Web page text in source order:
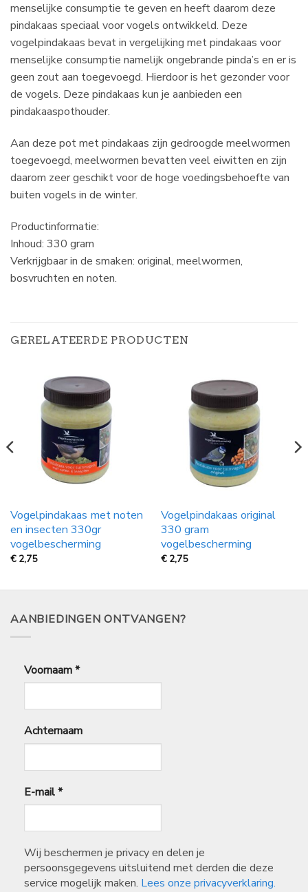
menselijke consumptie te geven en heeft daarom deze
pindakaas speciaal voor vogels ontwikkeld. Deze
vogelpindakaas bevat in vergelijking met pindakaas voor
menselijke consumptie namelijk ongebrande pinda’s en er is
geen zout aan toegevoegd. Hierdoor is het gezonder voor
de vogels. Deze pindakaas kun je aanbieden een
pindakaaspothouder.
Aan deze pot met pindakaas zijn gedroogde meelwormen
toegevoegd, meelwormen bevatten veel eiwitten en zijn
daarom zeer geschikt voor de hoge voedingsbehoefte van
buiten vogels in de winter.
Productinformatie:
Inhoud: 330 gram
Verkrijgbaar in de smaken: original, meelwormen,
bosvruchten en noten.
GERELATEERDE PRODUCTEN
Vogelpindakaas met noten
en insecten 330gr
vogelbescherming
€ 2,75
Vogelpindakaas original
330 gram
vogelbescherming
€ 2,75
AANBIEDINGEN ONTVANGEN?
Voornaam*
Achternaam
E-mail*
Wij beschermen je privacy en delen je
persoonsgegevens uitsluitend met derden die deze
service mogelijk maken. Lees onze privacyverklaring.